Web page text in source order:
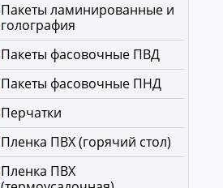
Пакеты ламинированные и
голография
Пакеты фасовочные ПВД
Пакеты фасовочные ПНД
Перчатки
Пленка ПВХ (горячий стол)
Пленка ПВХ